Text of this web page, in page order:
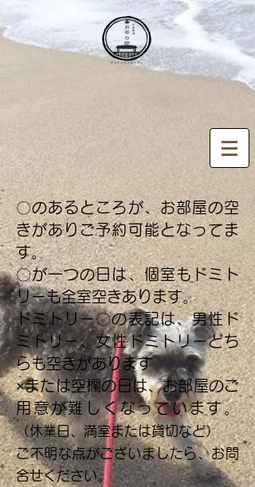
〇のあるところが、お部屋の空
きがありご予約可能となってま
す。
〇が一つの日は、個室もドミト
リーも全室空きあります。
ドミトリー〇の表記は、男性ド
ミトリー、女性ドミトリーどち
らも空きがあります
​×または空欄の日は、お部屋のご
用意が難しくなっています。
（休業日、満室または貸切など）
​ご不明な点がございましたら、お問
合せください。